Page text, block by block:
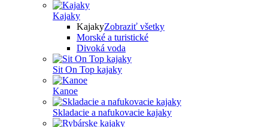
Kajaky
KajakyZobraziť všetky
Morské a turistické
Divoká voda
Sit On Top kajaky
Kanoe
Skladacie a nafukovacie kajaky